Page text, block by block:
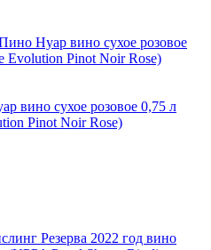
вино сухое розовое 0,75 л
Pinot Noir Rose)